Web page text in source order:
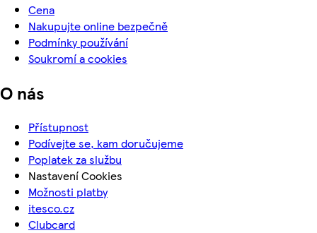
Cena
Nakupujte online bezpečně
Podmínky používání
Soukromí a cookies
O nás
Přístupnost
Podívejte se, kam doručujeme
Poplatek za službu
Nastavení Cookies
Možnosti platby
itesco.cz
Clubcard